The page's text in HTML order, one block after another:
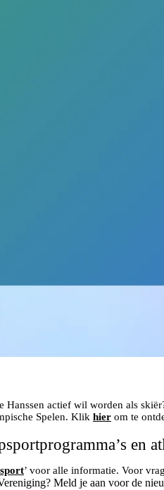
actief wil worden als
Spelen. Klik hier om te
en
’ voor alle informatie. Voor
Meld je aan voor de